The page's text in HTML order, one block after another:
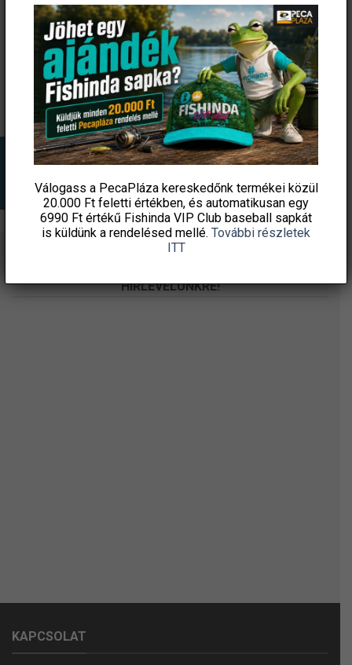
rakós gumi – Size 12 –
Purple (lila 2,2mm)
7 390 Ft
Fishingoutlet
KOSÁRBA TESZEM
NIGHT WASP 120DB
17 990Ft
Fishingoutlet
KOSÁRBA TESZEM
HÍRLEVELÜNKRE!
KAPCSOLAT
Válogass a PecaPláza kereskedőnk termékei közül
20.000 Ft feletti értékben, és automatikusan egy
6990 Ft értékű Fishinda VIP Club baseball sapkát
is küldünk a rendelésed mellé. További részletek
ITT